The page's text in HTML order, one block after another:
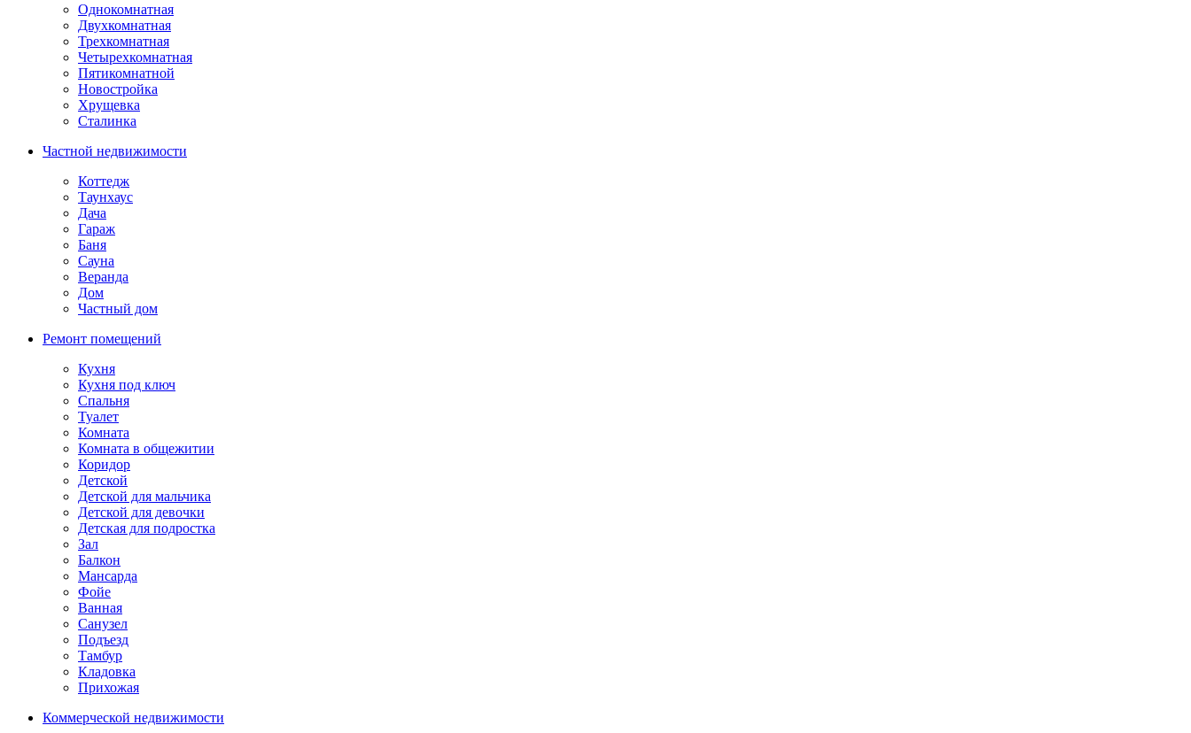
Однокомнатная
Двухкомнатная
Трехкомнатная
Четырехкомнатная
Пятикомнатной
Новостройка
Хрущевка
Сталинка
Частной недвижимости
Коттедж
Таунхаус
Дача
Гараж
Баня
Сауна
Веранда
Дом
Частный дом
Ремонт помещений
Кухня
Кухня под ключ
Спальня
Туалет
Комната
Комната в общежитии
Коридор
Детской
Детской для мальчика
Детской для девочки
Детская для подростка
Зал
Балкон
Мансарда
Фойе
Ванная
Санузел
Подъезд
Тамбур
Кладовка
Прихожая
Коммерческой недвижимости